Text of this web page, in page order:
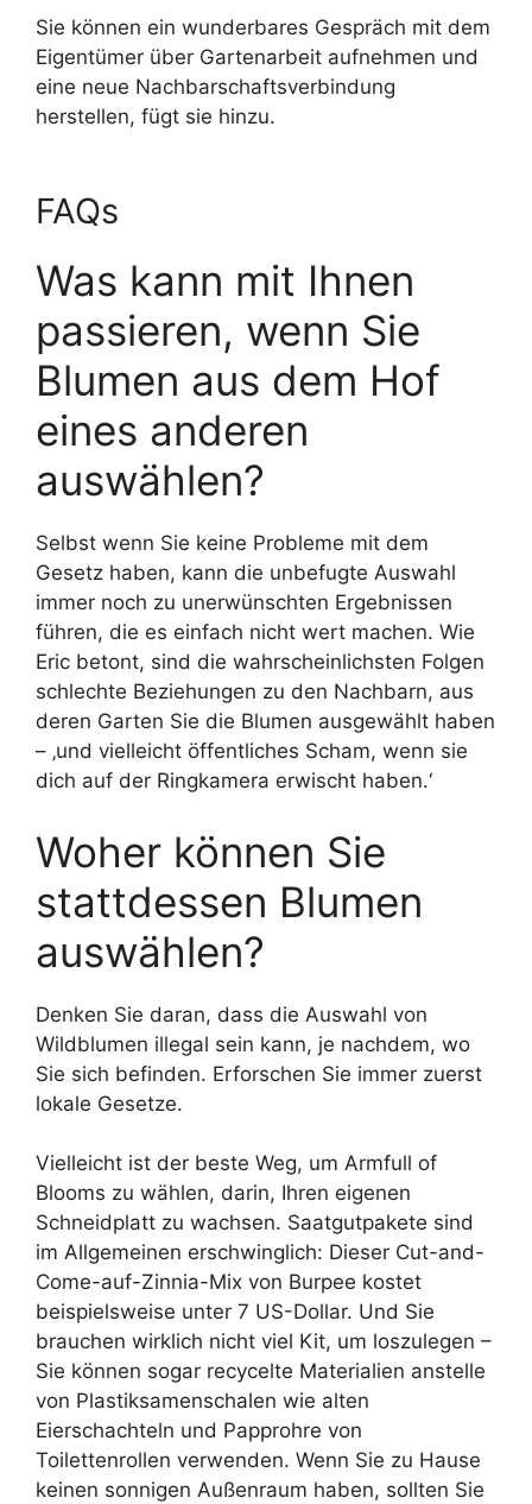
Sie können ein wunderbares Gespräch mit dem
Eigentümer über Gartenarbeit aufnehmen und
eine neue Nachbarschaftsverbindung
herstellen, fügt sie hinzu.
FAQs
Was kann mit Ihnen
passieren, wenn Sie
Blumen aus dem Hof ​​
eines anderen
auswählen?
Selbst wenn Sie keine Probleme mit dem
Gesetz haben, kann die unbefugte Auswahl
immer noch zu unerwünschten Ergebnissen
führen, die es einfach nicht wert machen. Wie
Eric betont, sind die wahrscheinlichsten Folgen
schlechte Beziehungen zu den Nachbarn, aus
deren Garten Sie die Blumen ausgewählt haben
– ‚und vielleicht öffentliches Scham, wenn sie
dich auf der Ringkamera erwischt haben.‘
Woher können Sie
stattdessen Blumen
auswählen?
Denken Sie daran, dass die Auswahl von
Wildblumen illegal sein kann, je nachdem, wo
Sie sich befinden. Erforschen Sie immer zuerst
lokale Gesetze.
Vielleicht ist der beste Weg, um Armfull of
Blooms zu wählen, darin, Ihren eigenen
Schneidplatt zu wachsen. Saatgutpakete sind
im Allgemeinen erschwinglich: Dieser Cut-and-
Come-auf-Zinnia-Mix von Burpee kostet
beispielsweise unter 7 US-Dollar. Und Sie
brauchen wirklich nicht viel Kit, um loszulegen –
Sie können sogar recycelte Materialien anstelle
von Plastiksamenschalen wie alten
Eierschachteln und Papprohre von
Toilettenrollen verwenden. Wenn Sie zu Hause
keinen sonnigen Außenraum haben, sollten Sie